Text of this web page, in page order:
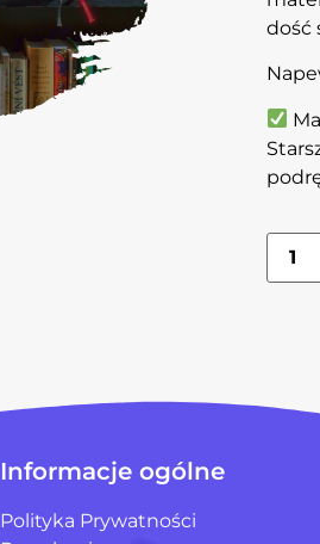
dość
Informacje ogólne
Polityka Prywatności